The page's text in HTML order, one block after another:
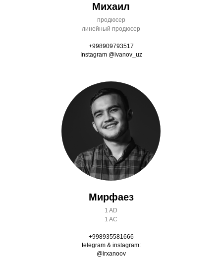
Михаил
продюсер
линейный продюсер
+998909793517
Instagram @ivanov_uz
Мирфаез
1 AD
1 AC
+998935581666
telegram & instagram:
@irxanoov